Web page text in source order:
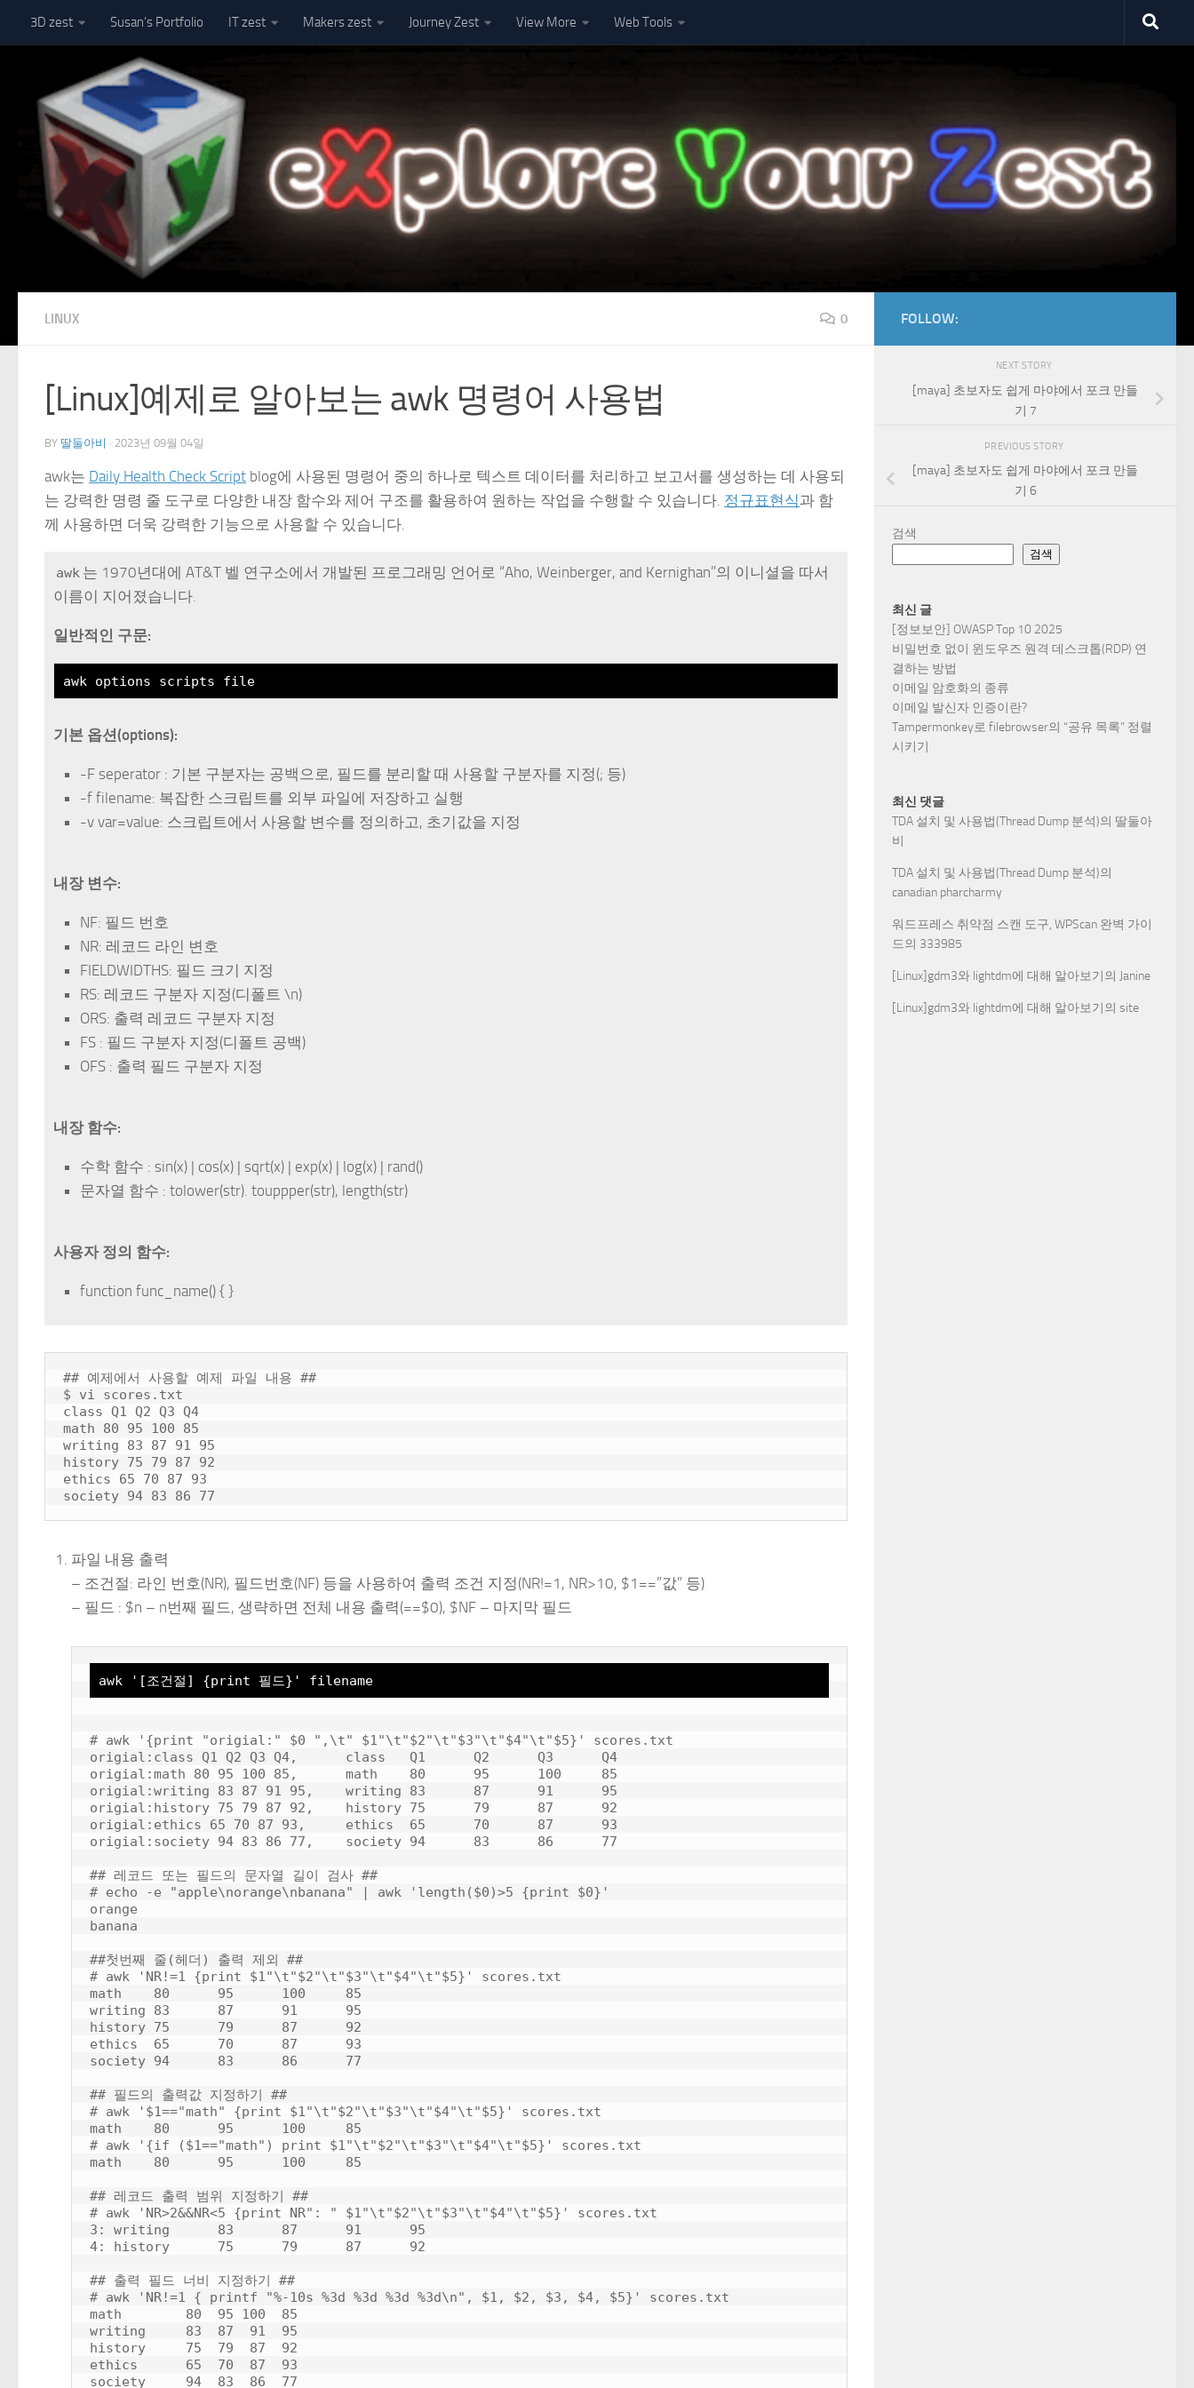
Skip to content
3D zest Susan’s Portfolio IT zest Makers zest Journey Zest View More Web Tools
LINUX 0
[Linux]예제로 알아보는 awk 명령어 사용법
BY 딸둘아비 · 2023년 09월 04일
awk는 Daily Health Check Script blog에 사용된 명령어 중의 하나로 텍스트 데이터를 처리하고 보고서를 생성하는 데 사용되
는 강력한 명령 줄 도구로 다양한 내장 함수와 제어 구조를 활용하여 원하는 작업을 수행할 수 있습니다. 정규표현식과 함
께 사용하면 더욱 강력한 기능으로 사용할 수 있습니다.
awk 는 1970년대에 AT&T 벨 연구소에서 개발된 프로그래밍 언어로 “Aho, Weinberger, and Kernighan”의 이니셜을 따서
이름이 지어졌습니다.
일반적인 구문:
awk options scripts file
기본 옵션(options):
-F seperator : 기본 구분자는 공백으로, 필드를 분리할 때 사용할 구분자를 지정(; 등)
-f filename: 복잡한 스크립트를 외부 파일에 저장하고 실행
-v var=value: 스크립트에서 사용할 변수를 정의하고, 초기값을 지정
내장 변수:
NF: 필드 번호
NR: 레코드 라인 변호
FIELDWIDTHS: 필드 크기 지정
RS: 레코드 구분자 지정(디폴트 \n)
ORS: 출력 레코드 구분자 지정
FS : 필드 구분자 지정(디폴트 공백)
OFS : 출력 필드 구분자 지정
내장 함수:
수학 함수 : sin(x) | cos(x) | sqrt(x) | exp(x) | log(x) | rand()
문자열 함수 : tolower(str). touppper(str), length(str)
사용자 정의 함수:
function func_name() { }
## 예제에서 사용할 예제 파일 내용 ##
$ vi scores.txt
class Q1 Q2 Q3 Q4
math 80 95 100 85
writing 83 87 91 95
history 75 79 87 92
ethics 65 70 87 93
파일 내용 출력
– 조건절: 라인 번호(NR), 필드번호(NF) 등을 사용하여 출력 조건 지정(NR!=1, NR>10, $1==”값” 등)
– 필드 : $n – n번째 필드, 생략하면 전체 내용 출력(==$0), $NF – 마지막 필드
awk '[조건절] {print 필드}' filename
# awk '{print "origial:" $0 ",\t" $1"\t"$2"\t"$3"\t"$4"\t"$5}' scores.txt
origial:class Q1 Q2 Q3 Q4,      class   Q1      Q2      Q3      Q4
origial:math 80 95 100 85,      math    80      95      100     85
origial:writing 83 87 91 95,    writing 83      87      91      95
origial:history 75 79 87 92,    history 75      79      87      92
origial:ethics 65 70 87 93,     ethics  65      70      87      93
origial:society 94 83 86 77,    society 94      83      86      77
## 레코드 또는 필드의 문자열 길이 검사 ##
# echo -e "apple\norange\nbanana" | awk 'length($0)>5 {print $0}'
orange
banana
##첫번째 줄(헤더) 출력 제외 ##
# awk 'NR!=1 {print $1"\t"$2"\t"$3"\t"$4"\t"$5}' scores.txt
math    80      95      100     85
writing 83      87      91      95
history 75      79      87      92
ethics  65      70      87      93
society 94      83      86      77
## 필드의 출력값 지정하기 ##
# awk '$1=="math" {print $1"\t"$2"\t"$3"\t"$4"\t"$5}' scores.txt
math    80      95      100     85
# awk '{if ($1=="math") print $1"\t"$2"\t"$3"\t"$4"\t"$5}' scores.txt
math    80      95      100     85
## 레코드 출력 범위 지정하기 ##
# awk 'NR>2&&NR<5 {print NR": " $1"\t"$2"\t"$3"\t"$4"\t"$5}' scores.txt
3: writing      83      87      91      95
4: history      75      79      87      92
## 출력 필드 너비 지정하기 ##
# awk 'NR!=1 { printf "%-10s %3d %3d %3d %3d\n", $1, $2, $3, $4, $5}' scores.txt
math        80  95 100  85
writing     83  87  91  95
history     75  79  87  92
ethics      65  70  87  93
FOLLOW:
NEXT STORY
[maya] 초보자도 쉽게 마야에서 포크 만들
기 7
PREVIOUS STORY
[maya] 초보자도 쉽게 마야에서 포크 만들
기 6
검색
검색
최신 글
[정보보안] OWASP Top 10 2025
비밀번호 없이 윈도우즈 원격 데스크톱(RDP) 연
결하는 방법
이메일 암호화의 종류
이메일 발신자 인증이란?
Tampermonkey로 filebrowser의 “공유 목록” 정렬
시키기
최신 댓글
TDA 설치 및 사용법(Thread Dump 분석)의 딸둘아
비
TDA 설치 및 사용법(Thread Dump 분석)의
canadian pharcharmy
워드프레스 취약점 스캔 도구, WPScan 완벽 가이
드의 333985
[Linux]gdm3와 lightdm에 대해 알아보기의 Janine
[Linux]gdm3와 lightdm에 대해 알아보기의 site